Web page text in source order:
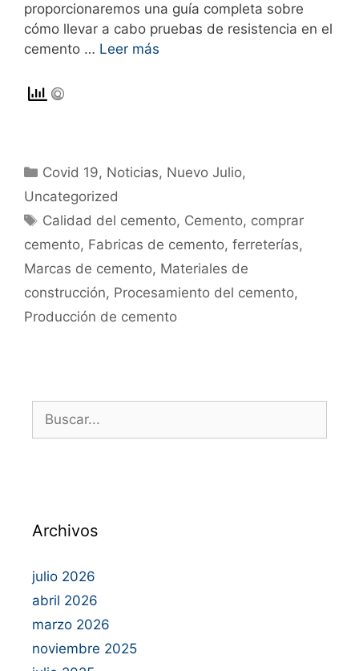
proporcionaremos una guía completa sobre
cómo llevar a cabo pruebas de resistencia en el
cemento … Leer más
Covid 19, Noticias, Nuevo Julio,
Uncategorized
Calidad del cemento, Cemento, comprar
cemento, Fabricas de cemento, ferreterías,
Marcas de cemento, Materiales de
construcción, Procesamiento del cemento,
Producción de cemento
Archivos
julio 2026
abril 2026
marzo 2026
noviembre 2025